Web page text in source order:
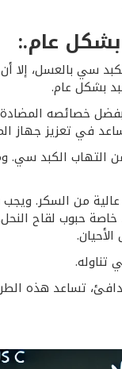
بشكل عام.:
سي بالعسل، إلا
بشكل عام.
خصائصه المضادة
في تعزيز جهاز
التهاب الكبد سي.
من السكر. ويجب
حبوب لقاح
تناوله.
تساعد هذه